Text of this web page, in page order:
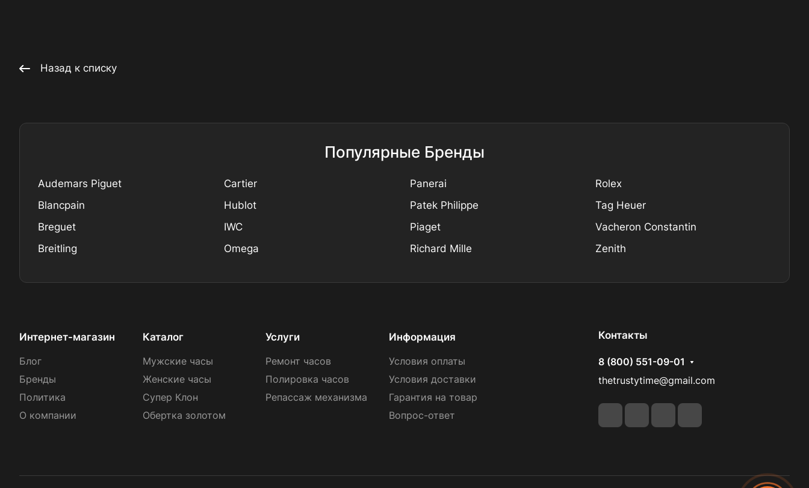
Назад к списку
Популярные Бренды
Audemars Piguet
Blancpain
Breguet
Breitling
Cartier
Hublot
IWC
Omega
Panerai
Patek Philippe
Piaget
Richard Mille
Rolex
Tag Heuer
Vacheron Constantin
Zenith
Интернет-магазин
Блог
Бренды
Политика
О компании
Каталог
Мужские часы
Женские часы
Супер Клон
Обертка золотом
Услуги
Ремонт часов
Полировка часов
Репассаж механизма
Информация
Условия оплаты
Условия доставки
Гарантия на товар
Вопрос-ответ
Контакты
8 (800) 551-09-01
thetrustytime@gmail.com